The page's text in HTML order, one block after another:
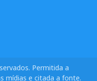
Permitida a
mídias e citada a fonte.